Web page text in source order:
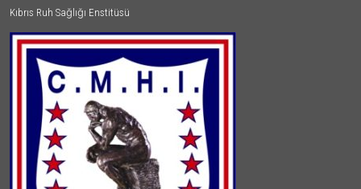
Kıbrıs Ruh Sağlığı Enstitüsü